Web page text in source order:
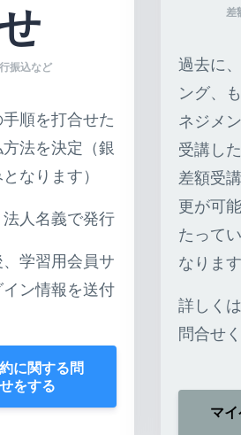
せ
振込など
順を打合せた
法を決定（銀
なります）
人名義で発行
学習用会員サ
ン情報を送付
に関する問
をする
差
過去に
ング、
ネジメ
受講し
差額受
更が可
たって
なります
詳しく
問合せ
マ